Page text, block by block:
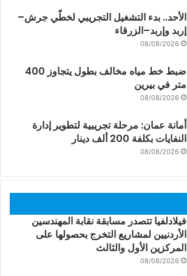
الأحد.. بدء التشغيل التجريبي لخطّي جرش–
إربد وإربد–الزرقاء
08/08/2026
ضبط خط مياه مخالف بطول يتجاوز 400
متر في بيرين
08/08/2026
أمانة عمان: مرحلة تجريبية لتطوير إدارة
النفايات بكلفة 200 ألف دينار
08/08/2026
فيلادلفيا تتصدر مسابقة نقابة المهندسين
الأردنيين لمشاريع التخرج بحصولها على
المركزين الأول والثالث
08/08/2026